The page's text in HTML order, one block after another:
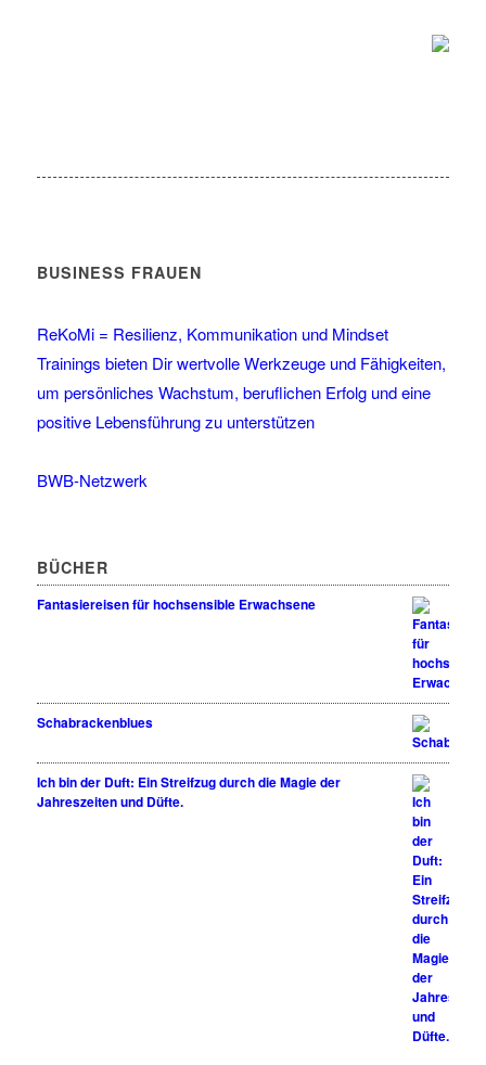
BUSINESS FRAUEN
ReKoMi = Resilienz, Kommunikation und Mindset
Trainings bieten Dir wertvolle Werkzeuge und Fähigkeiten,
um persönliches Wachstum, beruflichen Erfolg und eine
positive Lebensführung zu unterstützen
BWB-Netzwerk
BÜCHER
Fantasiereisen für hochsensible Erwachsene
Schabrackenblues
Ich bin der Duft: Ein Streifzug durch die Magie der
Jahreszeiten und Düfte.